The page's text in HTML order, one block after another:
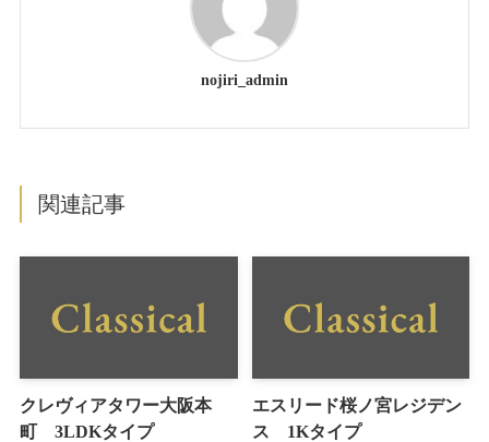
nojiri_admin
関連記事
クレヴィアタワー大阪本
町 3LDKタイプ
エスリード桜ノ宮レジデン
ス 1Kタイプ